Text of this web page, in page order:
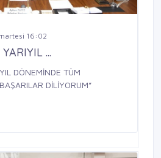
16:02
...
DÖNEMİNDE TÜM
DİLİYORUM”